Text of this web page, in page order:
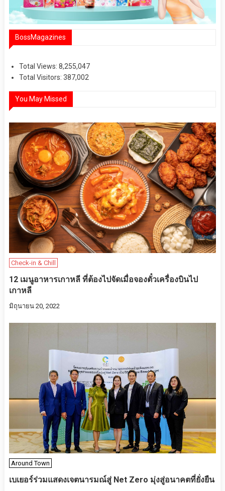
BossMagazines
Total Views: 8,255,047
Total Visitors: 387,002
You May Missed
Check-in & Chill
12 เมนูอาหารเกาหลี ที่ต้องไปจัดเมื่อจองตั๋วเครื่องบินไป
เกาหลี
มิถุนายน 20, 2022
Around Town
เบเยอร์ร่วมแสดงเจตนารมณ์สู่ Net Zero มุ่งสู่อนาคตที่ยั่งยืน